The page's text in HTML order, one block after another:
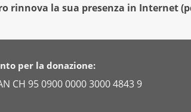
rinnova la sua presenza in Internet(
per la donazione:
CH 95 0900 0000 3000 4843 9